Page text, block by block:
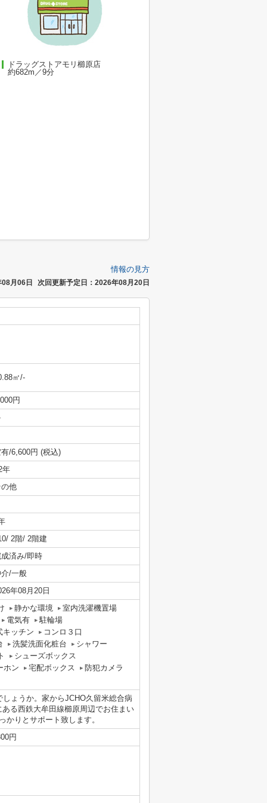
ドラッグストアモリ櫛原店
約682m／9分
情報の見方
月06日 次回更新予定日：2026年08月20日
㎡/-
円
/6,600円 (税込)
年
他
2階/ 2階建
済み/即時
/一般
年08月20日
静かな環境
室内洗濯機置場
電気有
駐輪場
キッチン
コンロ３口
洗髪洗面化粧台
シャワー
シューズボックス
ホン
宅配ボックス 防犯カメラ
ょうか。家からJCHO久留米総合病
る西鉄大牟田線櫛原周辺でお住まい
りとサポート致します。
円